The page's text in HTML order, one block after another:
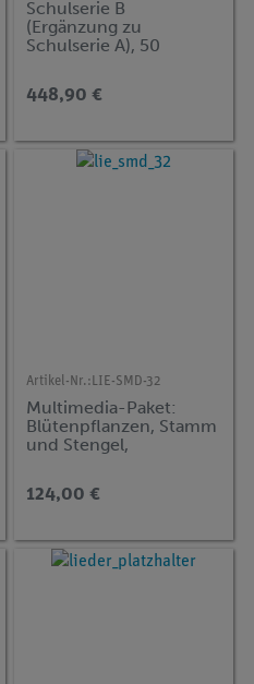
Schulserie B
(Ergänzung zu
Schulserie A), 50
448,90 €
Artikel-Nr.: LIE-SMD-32
Multimedia-Paket:
Blütenpflanzen, Stamm
und Stengel,
124,00 €